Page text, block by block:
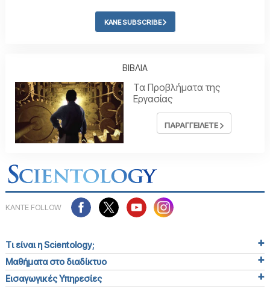
ΚΑΝΕ SUBSCRIBE
ΒΙΒΛΙΑ
Τα Προβλήµατα της
Εργασίας
ΠΑΡΑΓΓΕΙΛΕΤΕ
ΚΑΝΤΕ FOLLOW
Τι είναι η Scientology;
Μαθήματα στο διαδίκτυο
Εισαγωγικές Υπηρεσίες